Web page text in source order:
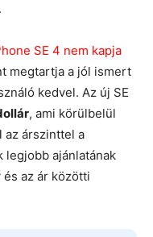
SE 4 nem kapja
megtartja a jól ismert
kedvel. Az új SE
, ami körülbelül
az árszinttel a
legjobb ajánlatának
az ár közötti